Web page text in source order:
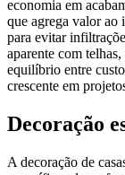
economia em
que agrega valor ao
para evitar
aparente com
equilíbrio entre
crescente em
Decoração
A decoração de